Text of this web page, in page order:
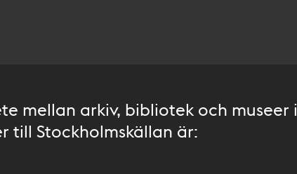
mellan arkiv, bibliotek och museer i
till Stockholmskällan är: